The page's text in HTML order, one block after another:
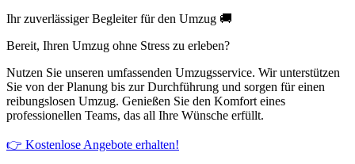
Ihr zuverlässiger Begleiter für den Umzug 🚚
Bereit, Ihren Umzug ohne Stress zu erleben?
Nutzen Sie unseren umfassenden Umzugsservice. Wir unterstützen
Sie von der Planung bis zur Durchführung und sorgen für einen
reibungslosen Umzug. Genießen Sie den Komfort eines
professionellen Teams, das all Ihre Wünsche erfüllt.
👉 Kostenlose Angebote erhalten!